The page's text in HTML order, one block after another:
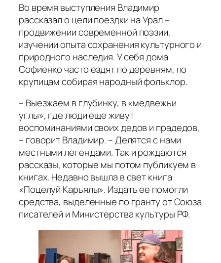
Во время выступления Владимир
рассказал о цели поездки на Урал –
продвижении современной поэзии,
изучении опыта сохранения культурного и
природного наследия. У себя дома
Софиенко часто ездят по деревням, по
крупицам собирая народный фольклор.
– Выезжаем в глубинку, в «медвежьи
углы», где люди еще живут
воспоминаниями своих дедов и прадедов,
– говорит Владимир. – Делятся с нами
местными легендами. Так и рождаются
рассказы, которые мы потом публикуем в
книгах. Недавно вышла в свет книга
«Поцелуй Карьялы». Издать ее помогли
средства, выделенные по гранту от Союза
писателей и Министерства культуры РФ.